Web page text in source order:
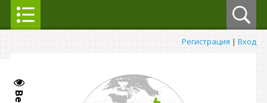
Регистрация | Вход